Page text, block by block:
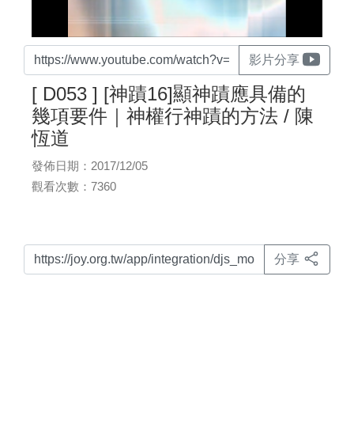
影片分享
[ D053 ] [神蹟16]顯神蹟應具備的
幾項要件｜神權行神蹟的方法 / 陳
恆道
發佈日期：2017/12/05
觀看次數：7360
分享